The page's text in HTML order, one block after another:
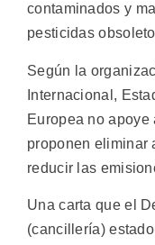
contaminados y
pesticidas
Según la
Internacional,
Europea no
proponen eliminar
reducir las
Una carta que el
(cancillería)